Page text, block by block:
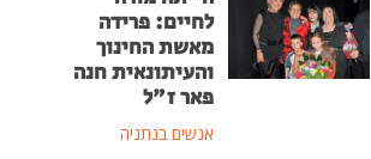
לחיים: פרידה
מאשת החינוך
והעיתונאית חנה
פאר ז"ל
אנשים בנתניה